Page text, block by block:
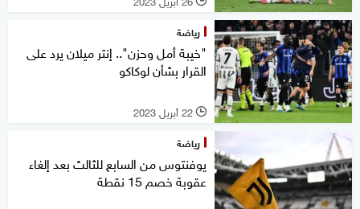
رياضة
"خيبة أمل وحزن".. إنتر ميلان يرد على
القرار بشأن لوكاكو
l 22 أبريل 2023
رياضة
يوفنتوس من السابع للثالث بعد إلغاء
عقوبة خصم 15 نقطة